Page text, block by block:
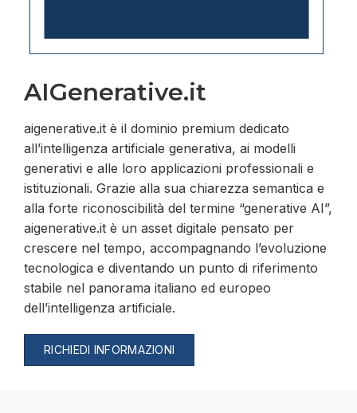
AIGenerative.it
aigenerative.it è il dominio premium dedicato
all’intelligenza artificiale generativa, ai modelli
generativi e alle loro applicazioni professionali e
istituzionali. Grazie alla sua chiarezza semantica e
alla forte riconoscibilità del termine “generative AI”,
aigenerative.it è un asset digitale pensato per
crescere nel tempo, accompagnando l’evoluzione
tecnologica e diventando un punto di riferimento
stabile nel panorama italiano ed europeo
dell’intelligenza artificiale.
RICHIEDI INFORMAZIONI